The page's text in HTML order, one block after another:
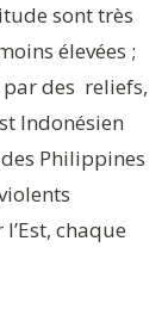
sont très
élevées ;
par des reliefs,
Indonésien
Philippines
chaque